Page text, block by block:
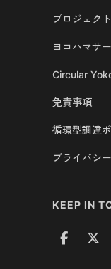
プロジェク
ヨコハマサ
Circular
免責事項
循環型調達
プライバシ
KEEP IN